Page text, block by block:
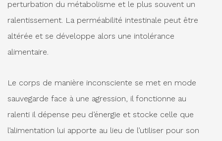
perturbation du métabolisme et le plus souvent un
ralentissement. La perméabilité intestinale peut être
altérée et se développe alors une intolérance
alimentaire.
Le corps de manière inconsciente se met en mode
sauvegarde face à une agression, il fonctionne au
ralenti il dépense peu d’énergie et stocke celle que
l’alimentation lui apporte au lieu de l’utiliser pour son